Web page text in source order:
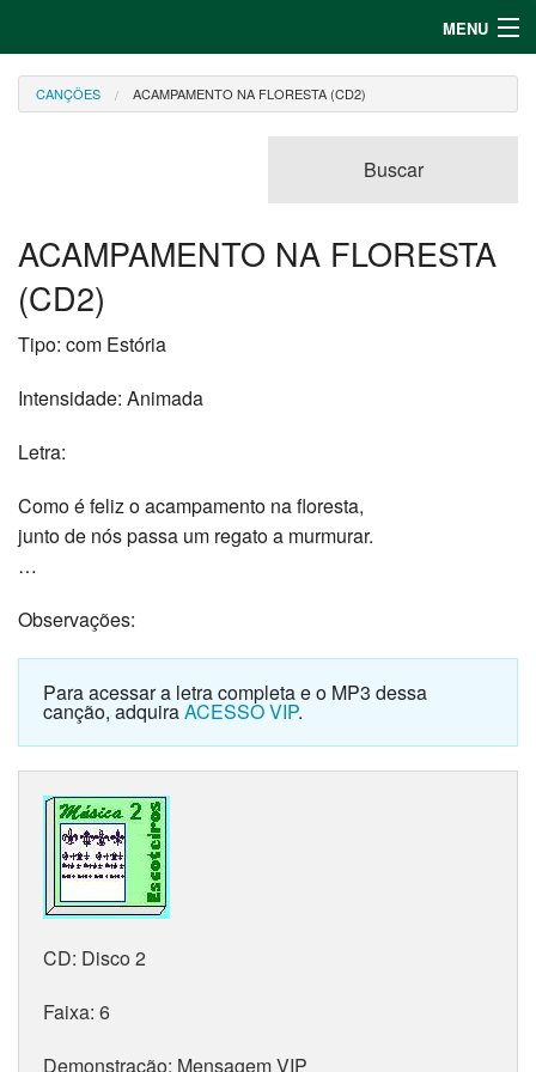
MENU
Entrar
Jogos
CANÇÕES ACAMPAMENTO NA FLORESTA (CD2)
Buscar
ACAMPAMENTO NA FLORESTA
(CD2)
Tipo: com Estória
Intensidade: Animada
Letra:
Como é feliz o acampamento na floresta,
junto de nós passa um regato a murmurar.
…
Observações:
Para acessar a letra completa e o MP3 dessa
canção, adquiraACESSO VIP.
CD: Disco 2
Faixa: 6
Demonstração: Mensagem VIP